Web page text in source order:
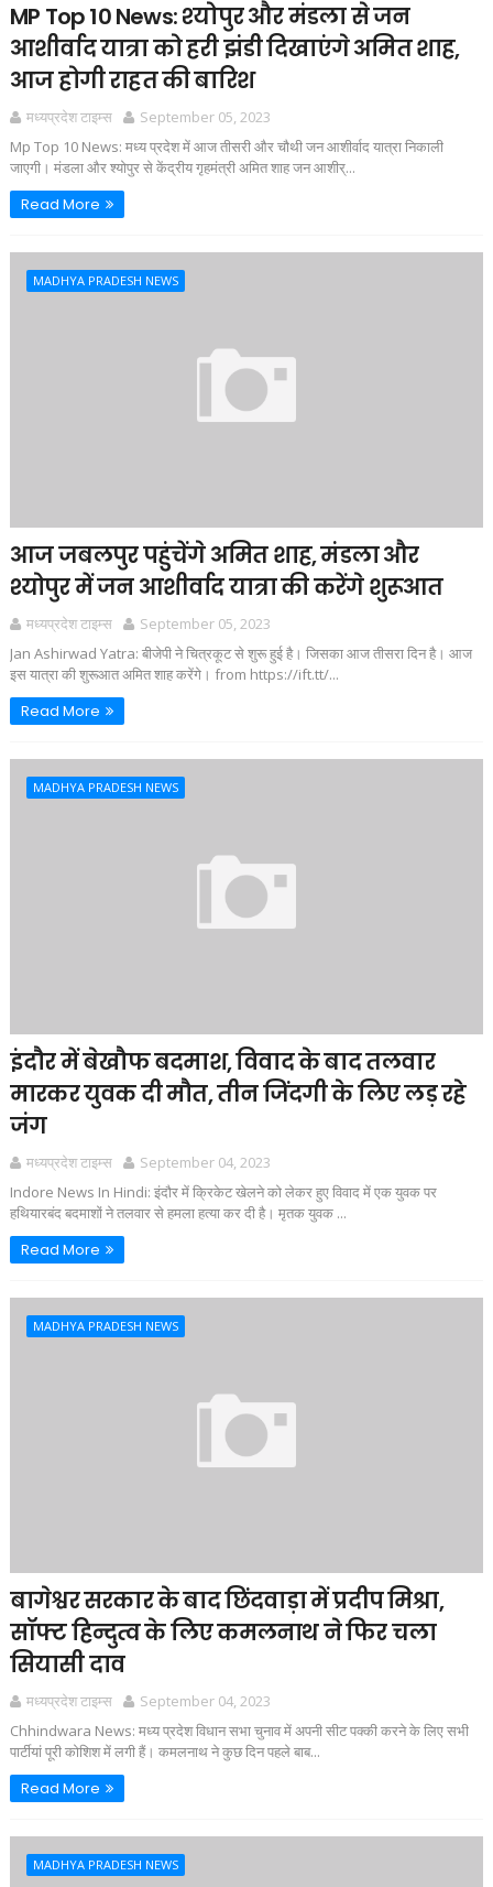
MP Top 10 News: श्‍योपुर और मंडला से जन
आशीर्वाद यात्रा को हरी झंडी दिखाएंगे अमित शाह,
आज होगी राहत की बारिश
मध्यप्रदेश टाइम्स
September 05, 2023
Mp Top 10 News: मध्‍य प्रदेश में आज तीसरी और चौथी जन आशीर्वाद यात्रा निकाली
जाएगी। मंडला और श्‍योपुर से केंद्रीय गृहमंत्री अमित शाह जन आशीर्...
Read More
MADHYA PRADESH NEWS
आज जबलपुर पहुंचेंगे अमित शाह, मंडला और
श्योपुर में जन आशीर्वाद यात्रा की करेंगे शुरूआत
मध्यप्रदेश टाइम्स
September 05, 2023
Jan Ashirwad Yatra: बीजेपी ने चित्रकूट से शुरू हुई है। जिसका आज तीसरा दिन है। आज
इस यात्रा की शुरूआत अमित शाह करेंगे। from https://ift.tt/...
Read More
MADHYA PRADESH NEWS
इंदौर में बेखौफ बदमाश, विवाद के बाद तलवार
मारकर युवक दी मौत, तीन जिंदगी के लिए लड़ रहे
जंग
मध्यप्रदेश टाइम्स
September 04, 2023
Indore News In Hindi: इंदौर में क्रिकेट खेलने को लेकर हुए विवाद में एक युवक पर
हथियारबंद बदमाशों ने तलवार से हमला हत्या कर दी है। मृतक युवक ...
Read More
MADHYA PRADESH NEWS
बागेश्वर सरकार के बाद छिंदवाड़ा में प्रदीप मिश्रा,
सॉफ्ट हिन्दुत्व के लिए कमलनाथ ने फिर चला
सियासी दाव
मध्यप्रदेश टाइम्स
September 04, 2023
Chhindwara News: मध्य प्रदेश विधान सभा चुनाव में अपनी सीट पक्की करने के लिए सभी
पार्टीयां पूरी कोशिश में लगी हैं। कमलनाथ ने कुछ दिन पहले बाब...
Read More
MADHYA PRADESH NEWS